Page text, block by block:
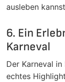
ausleben
6. Ein
Karneval
Der Karneval
echtes